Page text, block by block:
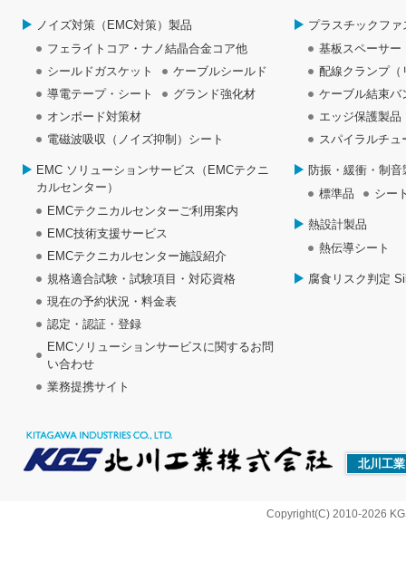
ノイズ対策（EMC対策）製品
フェライトコア・ナノ結晶合金コア他
シールドガスケット
ケーブルシールド
導電テープ・シート
グランド強化材
オンボード対策材
電磁波吸収（ノイズ抑制）シート
EMC ソリューションサービス（EMCテクニ
カルセンター）
EMCテクニカルセンターご利用案内
EMC技術支援サービス
EMCテクニカルセンター施設紹介
規格適合試験・試験項目・対応資格
現在の予約状況・料金表
認定・認証・登録
EMCソリューションサービスに関するお問
い合わせ
業務提携サイト
プラスチックファ
基板スペーサー
配線クランプ（
ケーブル結束バ
エッジ保護製品
スパイラルチュ
防振・緩衝・制音
標準品
シー
熱設計製品
熱伝導シート
腐食リスク判定
北川工
Copyright(C) 2010-2026